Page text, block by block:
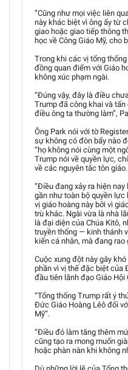
“Cũng như mọi việc liên
này khác biệt vì ông ấy từ
giao hoặc giao tiếp thông
học về Công Giáo Mỹ, cho
Trong khi các vị tổng
đồng quan điểm với Giáo
không xúc phạm ngài.
“Đúng vậy, đây là điều
Trump đã công khai và
điều ông ta thường làm”,
Ông Park nói với tờ
sự không có đòn bẩy nào
“họ không nói cùng một
Trump nói về quyền lực,
về các nguyên tắc tôn giáo.
“Điều đang xảy ra hiện
gần như toàn bộ quyền
vị giáo hoàng này bởi vì
trù khác. Ngài vừa là nhà
là đại diện của Chúa Kitô,
truyền thống — kinh thánh
kiến cá nhân, mà đang rao
Cuộc xung đột này gây
phần vì vị thế đặc biệt của
đầu tiên lãnh đạo Giáo Hội
“Tổng thống Trump rất ý
Đức Giáo Hoàng Lêô đối
Mỹ”.
“Điều đó làm tăng thêm
cũng tạo ra mong muốn
hoặc phàn nàn khi không